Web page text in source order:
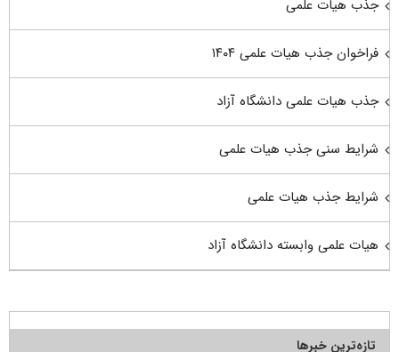
جذب هیات علمی
فراخوان جذب هیات علمی ۱۴۰۴
جذب هیات علمی دانشگاه آزاد
شرایط سنی جذب هیات علمی
شرایط جذب هیات علمی
هیات علمی وابسته دانشگاه آزاد
تازه‌ترین خبرها